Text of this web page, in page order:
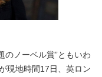
ノーベル賞”ともいわ
現地時間17日、英ロン